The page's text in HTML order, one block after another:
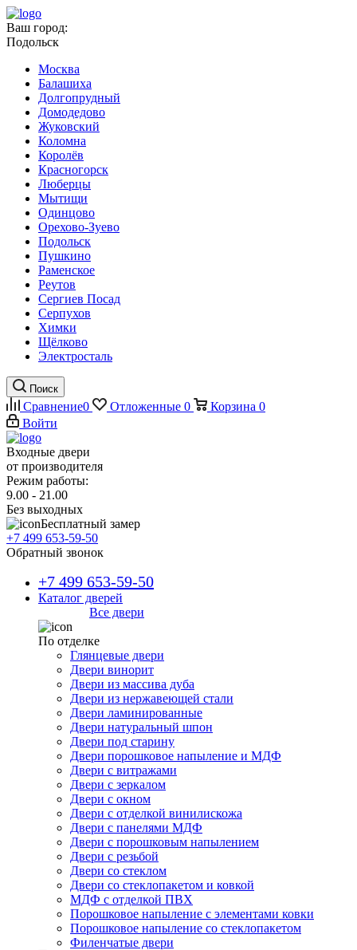
Ваш город:
Подольск
Москва
Балашиха
Долгопрудный
Домодедово
Жуковский
Коломна
Королёв
Красногорск
Люберцы
Мытищи
Одинцово
Орехово-Зуево
Подольск
Пушкино
Раменское
Реутов
Сергиев Посад
Серпухов
Химки
Щёлково
Электросталь
Поиск
Сравнение0 Отложенные 0 Корзина 0
Войти
Входные двери
от производителя
Режим работы:
9.00 - 21.00
Без выходных
Бесплатный замер
+7 499 653-59-50
Обратный звонок
+7 499 653-59-50
Каталог дверей
Все двери
По отделке
Глянцевые двери
Двери винорит
Двери из массива дуба
Двери из нержавеющей стали
Двери ламинированные
Двери натуральный шпон
Двери под старину
Двери порошковое напыление и МДФ
Двери с витражами
Двери с зеркалом
Двери с окном
Двери с отделкой винилискожа
Двери с панелями МДФ
Двери с порошковым напылением
Двери с резьбой
Двери со стеклом
Двери со стеклопакетом и ковкой
МДФ с отделкой ПВХ
Порошковое напыление с элементами ковки
Порошковое напыление со стеклопакетом
Филенчатые двери